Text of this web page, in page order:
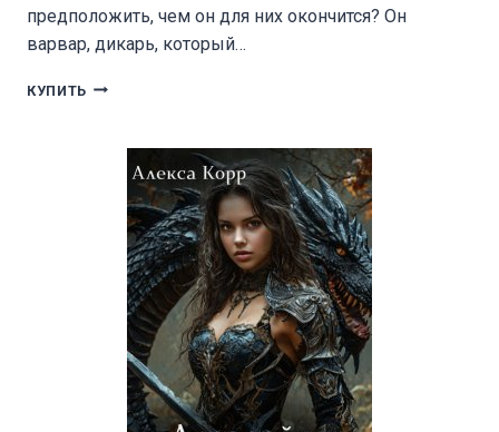
предположить, чем он для них окончится? Он
варвар, дикарь, который…
КУПИТЬ НАЗАД